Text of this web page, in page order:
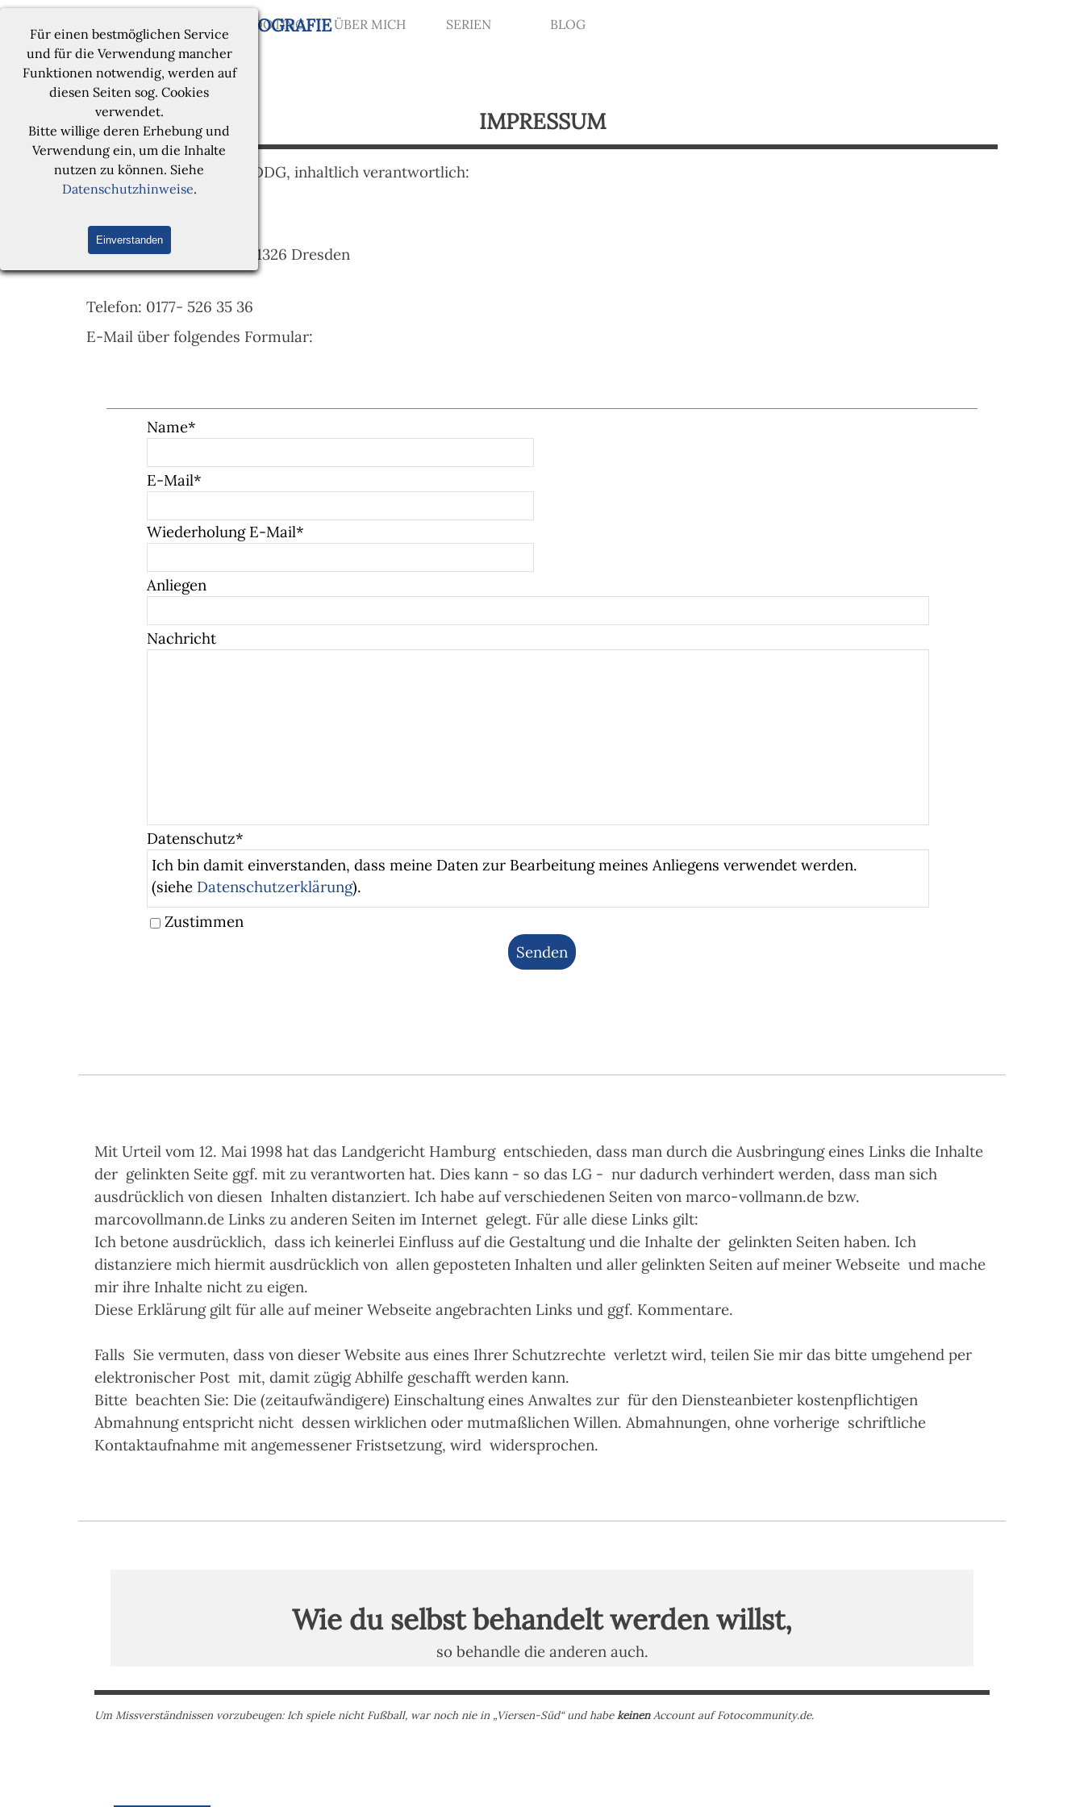
Für einen bestmöglichen Service
und für die Verwendung mancher
Funktionen notwendig, werden auf
diesen Seiten sog. Cookies
verwendet.
Bitte willige deren Erhebung und
Verwendung ein, um die Inhalte
nutzen zu können. Siehe
Datenschutzhinweise.
Einverstanden
Direkt zum Seiteninhalt
Menü überspringen
▼
SHOOTING ÜBER MICH SERIEN ▼
BLOG
Marco Vollmann | FOTOGRAFIE
IMPRESSUM
Pflichtangaben nach §5 DDG, inhaltlich verantwortlich:
Marco Vollmann
Fidelio-F.-Finke-Str. 4, 01326 Dresden
Telefon: 0177- 526 35 36
E-Mail über folgendes Formular:
Name*
E-Mail*
Wiederholung E-Mail*
Anliegen
Nachricht
Datenschutz*
Ich bin damit einverstanden, dass meine Daten zur Bearbeitung meines Anliegens verwendet werden.
(siehe Datenschutzerklärung).
Zustimmen
Mit Urteil vom 12. Mai 1998 hat das Landgericht Hamburg entschieden, dass man durch die Ausbringung eines Links die Inhalte
der gelinkten Seite ggf. mit zu verantworten hat. Dies kann - so das LG - nur dadurch verhindert werden, dass man sich
ausdrücklich von diesen Inhalten distanziert. Ich habe auf verschiedenen Seiten von marco-vollmann.de bzw.
marcovollmann.de Links zu anderen Seiten im Internet gelegt. Für alle diese Links gilt:
Ich betone ausdrücklich, dass ich keinerlei Einfluss auf die Gestaltung und die Inhalte der gelinkten Seiten haben. Ich
distanziere mich hiermit ausdrücklich von allen geposteten Inhalten und aller gelinkten Seiten auf meiner Webseite und mache
mir ihre Inhalte nicht zu eigen.
Diese Erklärung gilt für alle auf meiner Webseite angebrachten Links und ggf. Kommentare.
Falls Sie vermuten, dass von dieser Website aus eines Ihrer Schutzrechte verletzt wird, teilen Sie mir das bitte umgehend per
elektronischer Post mit, damit zügig Abhilfe geschafft werden kann.
Bitte beachten Sie: Die (zeitaufwändigere) Einschaltung eines Anwaltes zur für den Diensteanbieter kostenpflichtigen
Abmahnung entspricht nicht dessen wirklichen oder mutmaßlichen Willen. Abmahnungen, ohne vorherige schriftliche
Kontaktaufnahme mit angemessener Fristsetzung, wird widersprochen.
Wie du selbst behandelt werden willst,
so behandle die anderen auch.
Um Missverständnissen vorzubeugen: Ich spiele nicht Fußball, war noch nie in „Viersen-Süd“ und habekeinenAccount auf Fotocommunity.de.